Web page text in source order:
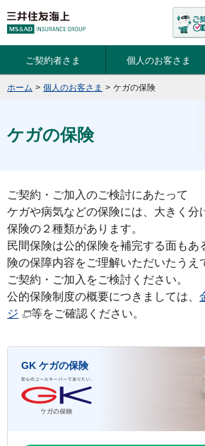
ご契約者さま 個人のお客さま
ホーム > 個人のお客さま > ケガの保険
ケガの保険
ご契約・ご加入のご検討にあたって
ケガや病気などの保険には、大きく分
保険の２種類があります。
民間保険は公的保険を補完する面もあ
険の保障内容をご理解いただいたうえ
ご契約・ご加入をご検討ください。
公的保険制度の概要につきましては、
ジ
等をご確認ください。
GK ケガの保険